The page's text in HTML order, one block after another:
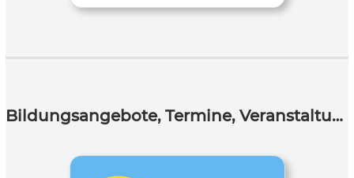
Bildungsangebote, Termine, Veranstaltungen